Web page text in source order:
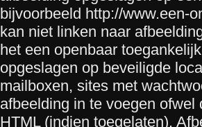
bijvoorbeeld http://www.een-
kan niet linken naar
het een openbaar
opgeslagen op beveiligde
mailboxen, sites met
afbeelding in te voegen
HTML (indien toegelaten).